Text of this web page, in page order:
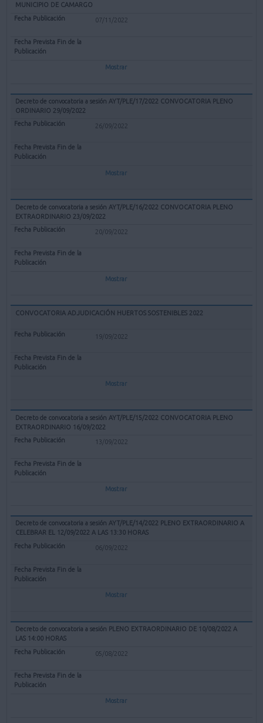
MUNICIPIO DE CAMARGO
07/11/2022
Mostrar
Decreto de convocatoria a sesión AYT/PLE/17/2022 CONVOCATORIA PLENO
ORDINARIO 29/09/2022
26/09/2022
Mostrar
Decreto de convocatoria a sesión AYT/PLE/16/2022 CONVOCATORIA PLENO
EXTRAORDINARIO 23/09/2022
20/09/2022
Mostrar
CONVOCATORIA ADJUDICACIÓN HUERTOS SOSTENIBLES 2022
19/09/2022
Mostrar
Decreto de convocatoria a sesión AYT/PLE/15/2022 CONVOCATORIA PLENO
EXTRAORDINARIO 16/09/2022
13/09/2022
Mostrar
Decreto de convocatoria a sesión AYT/PLE/14/2022 PLENO EXTRAORDINARIO A
CELEBRAR EL 12/09/2022 A LAS 13:30 HORAS
06/09/2022
Mostrar
Decreto de convocatoria a sesión PLENO EXTRAORDINARIO DE 10/08/2022 A
LAS 14:00 HORAS
05/08/2022
Mostrar